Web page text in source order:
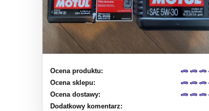
Ocena produktu:
Ocena sklepu:
Ocena dostawy:
Dodatkowy komentarz: